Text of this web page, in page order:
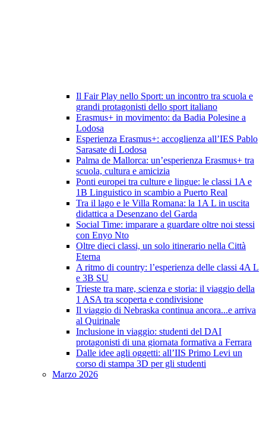
Il Fair Play nello Sport: un incontro tra scuola e
grandi protagonisti dello sport italiano
Erasmus+ in movimento: da Badia Polesine a
Lodosa
Esperienza Erasmus+: accoglienza all’IES Pablo
Sarasate di Lodosa
Palma de Mallorca: un’esperienza Erasmus+ tra
scuola, cultura e amicizia
Ponti europei tra culture e lingue: le classi 1A e
1B Linguistico in scambio a Puerto Real
Tra il lago e le Villa Romana: la 1A L in uscita
didattica a Desenzano del Garda
Social Time: imparare a guardare oltre noi stessi
con Enyo Nto
Oltre dieci classi, un solo itinerario nella Città
Eterna
A ritmo di country: l’esperienza delle classi 4A L
e 3B SU
Trieste tra mare, scienza e storia: il viaggio della
1 ASA tra scoperta e condivisione
Il viaggio di Nebraska continua ancora...e arriva
al Quirinale
Inclusione in viaggio: studenti del DAI
protagonisti di una giornata formativa a Ferrara
Dalle idee agli oggetti: all’IIS Primo Levi un
corso di stampa 3D per gli studenti
Marzo 2026